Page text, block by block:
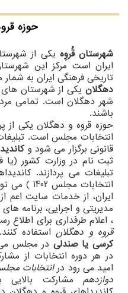
حوزه
شهرستان قُروِه یکی از
ایران است مرکز این
تاریخی فرهنگی ایران به شمار
دهگلان یکی از شهرستان های
شهر دهگلان است. تمامی
باشند.
حوزه قروه و دهگلان یکی از
انتخابات مجلس است.
قانونی برگزار می شود و
ثبت نام در وزارت کشور (یا
تبلیغات می پردازند.
انتخابات
ایران، از خدمات سایت اعم
مدیریتی و اجرایی، برنامه های
، اعلام طرفداری برای
قروه و دهگلاناستفاده
کرسی یا صندلی در مجلس
در هر دوره انتخابات از
امید می رود درانتخابات مجلس
دوازدهم مشارکت بالایی